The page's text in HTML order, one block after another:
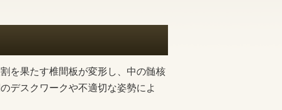
を果たす椎間板が変形し、中の髄核
デスクワークや不適切な姿勢によ